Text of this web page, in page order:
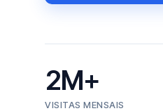
2M+
VISITAS MENSAIS